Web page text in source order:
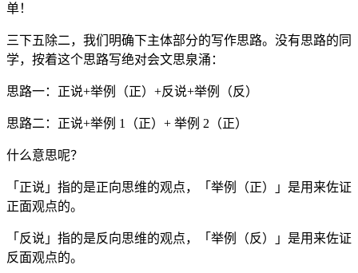
单！
三下五除二，我们明确下主体部分的写作思路。没有思路的同
学，按着这个思路写绝对会文思泉涌：
思路一：正说+举例（正）+反说+举例（反）
思路二：正说+举例 1（正）+ 举例 2（正）
什么意思呢？
「正说」指的是正向思维的观点，「举例（正）」是用来佐证
正面观点的。
「反说」指的是反向思维的观点，「举例（反）」是用来佐证
反面观点的。